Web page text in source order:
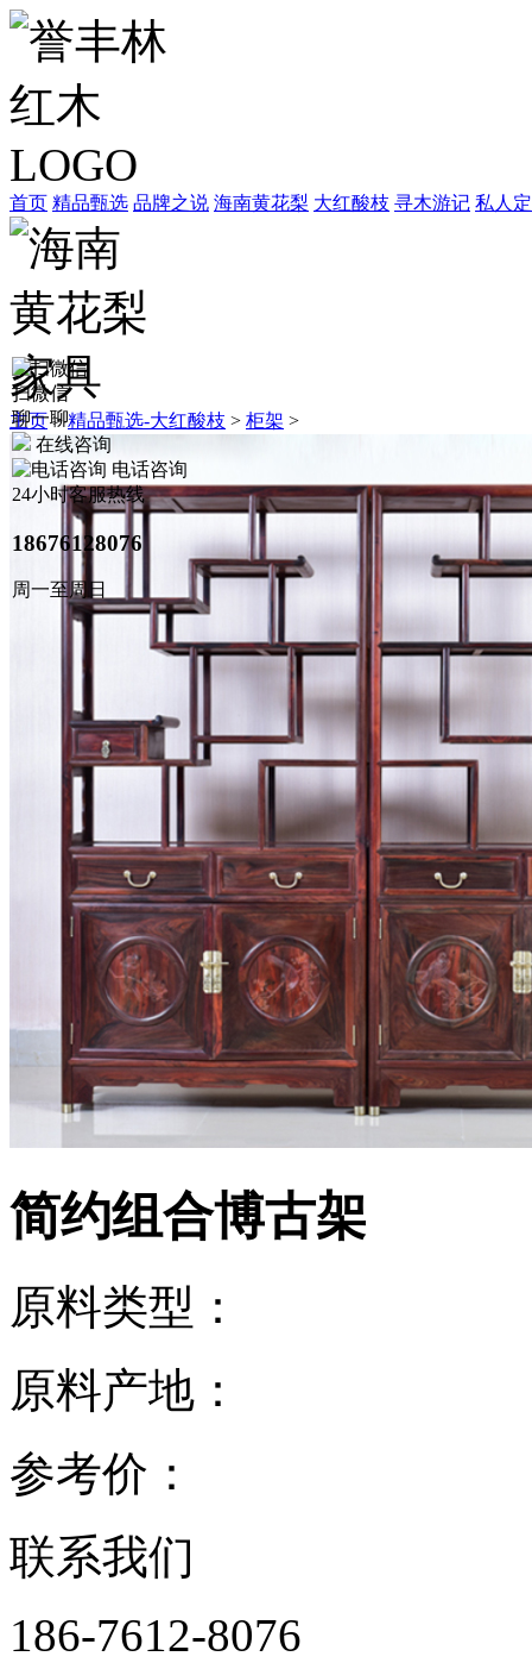
首页 精品甄选 品牌之说 海南黄花梨 大红酸枝 寻木游记 私人
主页>精品甄选-大红酸枝 > 柜架 >
简约组合博古架
原料类型：
原料产地：
参考价：
联系我们
186-7612-8076
扫微信
聊一聊
在线咨询
电话咨询
24小时客服热线
18676128076
周一至周日